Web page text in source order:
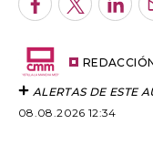
Facebook
Twitter
ALERTAS DE ESTE
08.08.2026 12:34